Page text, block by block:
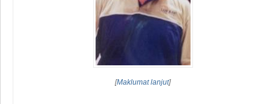
[Maklumat lanjut]